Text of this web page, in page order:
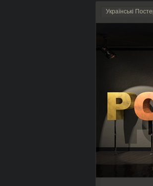
Українські